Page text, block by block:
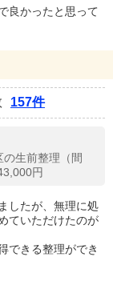
良かったと思って
157件
生前整理（間
円
したが、無理に処
ていただけたのが
できる整理ができ